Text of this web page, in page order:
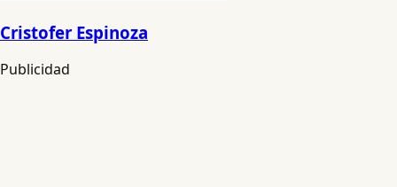
Cristofer Espinoza
Publicidad